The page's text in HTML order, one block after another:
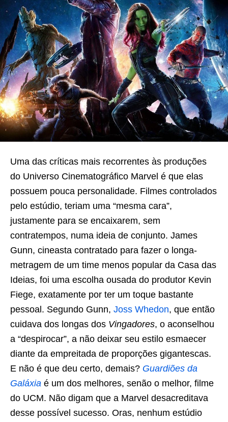
Uma das críticas mais recorrentes às produções
do Universo Cinematográfico Marvel é que elas
possuem pouca personalidade. Filmes controlados
pelo estúdio, teriam uma “mesma cara”,
justamente para se encaixarem, sem
contratempos, numa ideia de conjunto. James
Gunn, cineasta contratado para fazer o longa-
metragem de um time menos popular da Casa das
Ideias, foi uma escolha ousada do produtor Kevin
Fiege, exatamente por ter um toque bastante
pessoal. Segundo Gunn, Joss Whedon, que então
cuidava dos longas dos Vingadores, o aconselhou
a “despirocar”, a não deixar seu estilo esmaecer
diante da empreitada de proporções gigantescas.
E não é que deu certo, demais? Guardiões da
Galáxia é um dos melhores, senão o melhor, filme
do UCM. Não digam que a Marvel desacreditava
desse possível sucesso. Oras, nenhum estúdio